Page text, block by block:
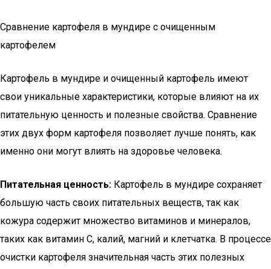
Сравнение картофеля в мундире с очищенным
картофелем
Картофель в мундире и очищенный картофель имеют
свои уникальные характеристики, которые влияют на их
питательную ценность и полезные свойства. Сравнение
этих двух форм картофеля позволяет лучше понять, как
именно они могут влиять на здоровье человека.
Питательная ценность: Картофель в мундире сохраняет
большую часть своих питательных веществ, так как
кожура содержит множество витаминов и минералов,
таких как витамин C, калий, магний и клетчатка. В процессе
очистки картофеля значительная часть этих полезных